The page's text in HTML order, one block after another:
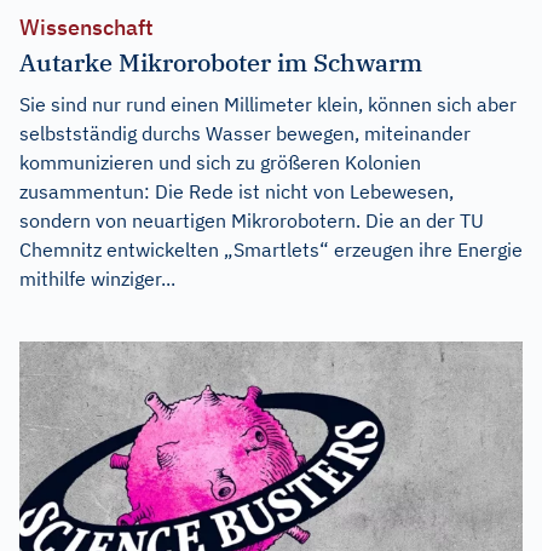
Wissenschaft
Autarke Mikroroboter im Schwarm
Sie sind nur rund einen Millimeter klein, können sich aber
selbstständig durchs Wasser bewegen, miteinander
kommunizieren und sich zu größeren Kolonien
zusammentun: Die Rede ist nicht von Lebewesen,
sondern von neuartigen Mikrorobotern. Die an der TU
Chemnitz entwickelten „Smartlets“ erzeugen ihre Energie
mithilfe winziger...